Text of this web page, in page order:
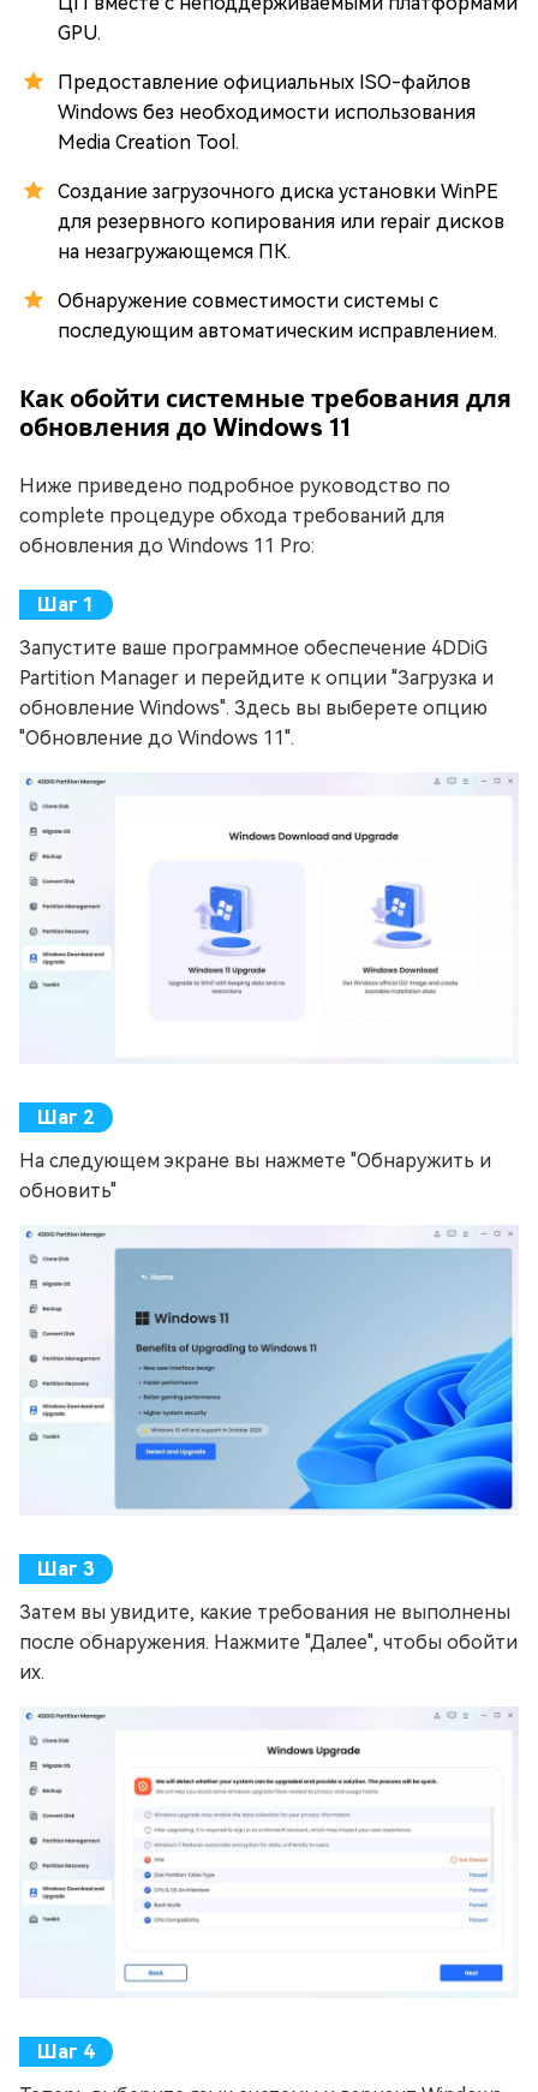
GPU.
Предоставление официальных ISO-файлов
Windows без необходимости использования
Media Creation Tool.
Создание загрузочного диска установки WinPE
для резервного копирования или repair дисков
на незагружающемся ПК.
Обнаружение совместимости системы с
последующим автоматическим исправлением.
Как обойти системные требования для
обновления до Windows 11
Ниже приведено подробное руководство по
complete процедуре обхода требований для
обновления до Windows 11 Pro:
Запустите ваше программное обеспечение 4DDiG
Partition Manager и перейдите к опции "Загрузка и
обновление Windows". Здесь вы выберете опцию
"Обновление до Windows 11".
На следующем экране вы нажмете "Обнаружить и
обновить"
Затем вы увидите, какие требования не выполнены
после обнаружения. Нажмите "Далее", чтобы обойти
их.